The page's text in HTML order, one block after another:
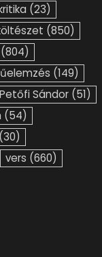
(23)
(850)
(804)
(149)
Petőfi Sándor (51)
(54)
(30)
vers (660)